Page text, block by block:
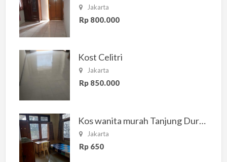
Jakarta
Rp 800.000
Kost Celitri
Jakarta
Rp 850.000
Kos wanita murah Tanjung Duren Jakarta Barat
Jakarta
Rp 650